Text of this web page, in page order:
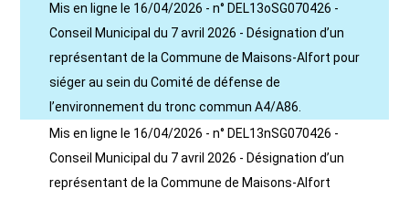
Mis en ligne le 16/04/2026 - n° DEL13oSG070426 -
Conseil Municipal du 7 avril 2026 - Désignation d’un
représentant de la Commune de Maisons-Alfort pour
siéger au sein du Comité de défense de
l’environnement du tronc commun A4/A86.
Mis en ligne le 16/04/2026 - n° DEL13nSG070426 -
Conseil Municipal du 7 avril 2026 - Désignation d’un
représentant de la Commune de Maisons-Alfort